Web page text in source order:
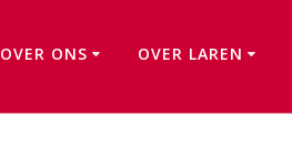
OVER ONS OVER LAREN